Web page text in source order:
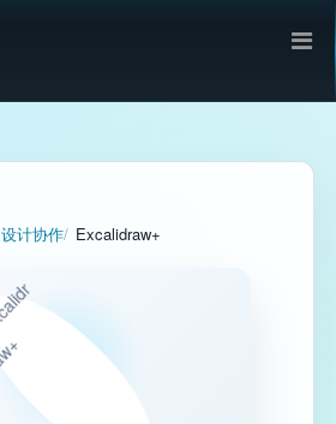
设计协作 Excalidraw+